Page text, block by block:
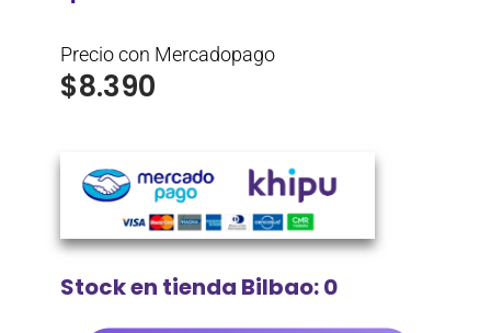
Precio con Mercadopago
$8.390
Stock en tienda Bilbao: 0